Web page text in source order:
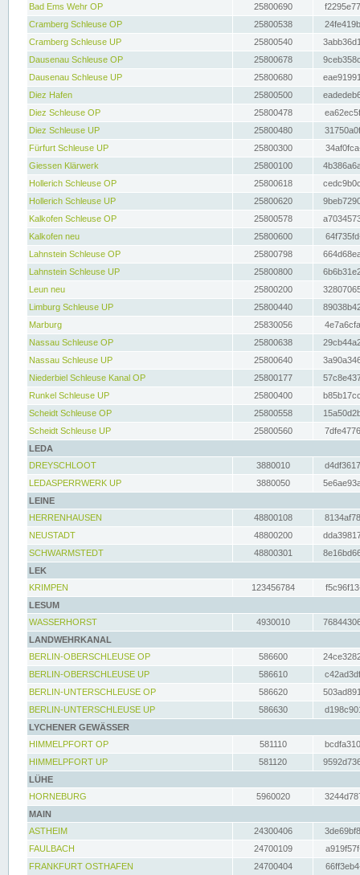
Bad Ems Wehr OP
25800690
Cramberg Schleuse OP
25800538
Cramberg Schleuse UP
25800540
Dausenau Schleuse OP
25800678
Dausenau Schleuse UP
25800680
Diez Hafen
25800500
Diez Schleuse OP
25800478
Diez Schleuse UP
25800480
Fürfurt Schleuse UP
25800300
Giessen Klärwerk
25800100
Hollerich Schleuse OP
25800618
Hollerich Schleuse UP
25800620
Kalkofen Schleuse OP
25800578
Kalkofen neu
25800600
Lahnstein Schleuse OP
25800798
Lahnstein Schleuse UP
25800800
Leun neu
25800200
Limburg Schleuse UP
25800440
Marburg
25830056
Nassau Schleuse OP
25800638
Nassau Schleuse UP
25800640
Niederbiel Schleuse Kanal OP
25800177
Runkel Schleuse UP
25800400
Scheidt Schleuse OP
25800558
Scheidt Schleuse UP
25800560
LEDA
DREYSCHLOOT
3880010
LEDASPERRWERK UP
3880050
LEINE
HERRENHAUSEN
48800108
NEUSTADT
48800200
SCHWARMSTEDT
48800301
LEK
KRIMPEN
123456784
LESUM
WASSERHORST
4930010
LANDWEHRKANAL
BERLIN-OBERSCHLEUSE OP
586600
BERLIN-OBERSCHLEUSE UP
586610
BERLIN-UNTERSCHLEUSE OP
586620
BERLIN-UNTERSCHLEUSE UP
586630
LYCHENER GEWÄSSER
HIMMELPFORT OP
581110
HIMMELPFORT UP
581120
LÜHE
HORNEBURG
5960020
MAIN
ASTHEIM
24300406
FAULBACH
24700109
FRANKFURT OSTHAFEN
24700404